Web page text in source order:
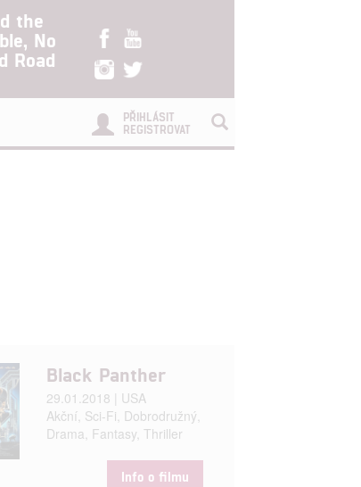
the
No
Road
PŘIHLÁSIT
REGISTROVAT
Black Panther
29.01.2018 | USA
Akční, Sci-Fi, Dobrodružný,
Drama, Fantasy, Thriller
Info o filmu